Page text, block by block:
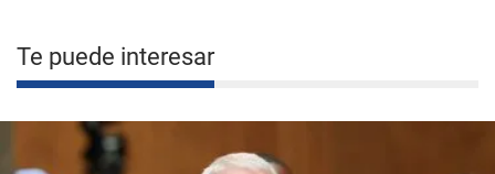
Te puede interesar